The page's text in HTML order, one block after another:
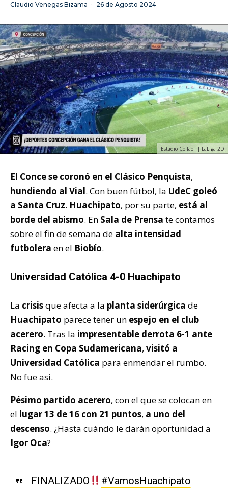
Claudio Venegas Bizama · 26 de Agosto 2024
Estadio Collao || LaLiga 2D
El Concese coronó en el Clásico Penquista,
hundiendo al Vial. Con buen fútbol, la UdeC goleó
a Santa Cruz. Huachipato, por su parte, está al
borde del abismo. En Sala de Prensa te contamos
sobre el fin de semana de alta intensidad
futbolera en el Biobío.
Universidad Católica 4-0 Huachipato
La crisisque afecta a la planta siderúrgica de
Huachipato parece tener un espejo en el club
acerero. Tras la impresentable derrota 6-1 ante
Racing en Copa Sudamericana, visitó a
Universidad Católica para enmendar el rumbo.
No fue así.
Pésimo partido acerero, con el que se colocan en
el lugar 13 de 16 con 21 puntos, a uno del
descenso. ¿Hasta cuándo le darán oportunidad a
Igor Oca?
FINALIZADO
#VamosHuachipato